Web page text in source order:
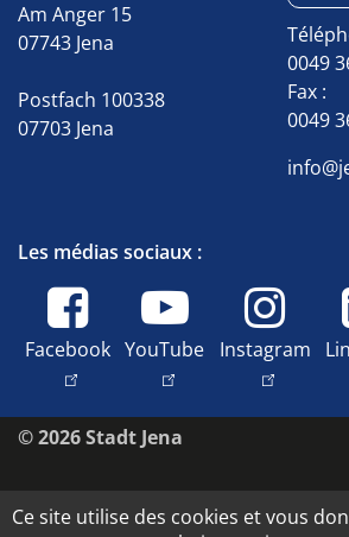
Am Anger 15
07743 Jena
Postfach 100338
07703 Jena
0049
Fax :
0049
Les médias sociaux :
Facebook YouTube Instagram
© 2026 Stadt Jena
Ce site utilise des cookies et vous